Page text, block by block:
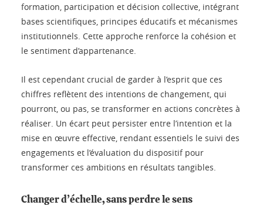
formation, participation et décision collective, intégrant
bases scientifiques, principes éducatifs et mécanismes
institutionnels. Cette approche renforce la cohésion et
le sentiment d’appartenance.
Il est cependant crucial de garder à l’esprit que ces
chiffres reflètent des intentions de changement, qui
pourront, ou pas, se transformer en actions concrètes à
réaliser. Un écart peut persister entre l’intention et la
mise en œuvre effective, rendant essentiels le suivi des
engagements et l’évaluation du dispositif pour
transformer ces ambitions en résultats tangibles.
Changer d’échelle, sans perdre le sens